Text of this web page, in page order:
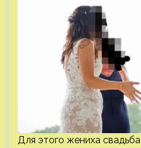
Для этого жениха